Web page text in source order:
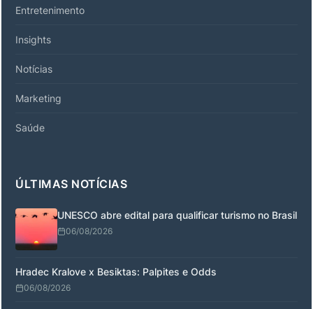
Entretenimento
Insights
Notícias
Marketing
Saúde
ÚLTIMAS NOTÍCIAS
UNESCO abre edital para qualificar turismo no Brasil
06/08/2026
Hradec Kralove x Besiktas: Palpites e Odds
06/08/2026